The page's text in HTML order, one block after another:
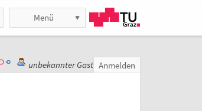
Menü
unbekannter Gast Anmelden